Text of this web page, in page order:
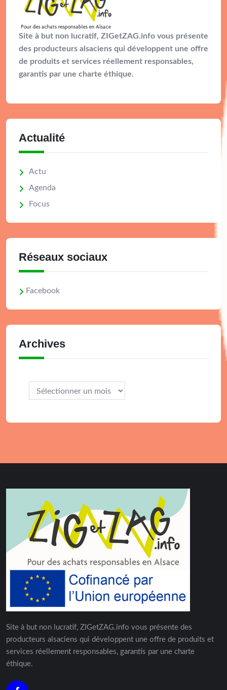
Site à but non lucratif, ZIGetZAG.info vous présente
des producteurs alsaciens qui développent une offre
de produits et services réellement responsables,
garantis par une charte éthique.
Actualité
Actu
Agenda
Focus
Réseaux sociaux
Facebook
Archives
Site à but non lucratif, ZIGetZAG.info vous présente des
producteurs alsaciens qui développent une offre de produits et
services réellement responsables, garantis par une charte
éthique.